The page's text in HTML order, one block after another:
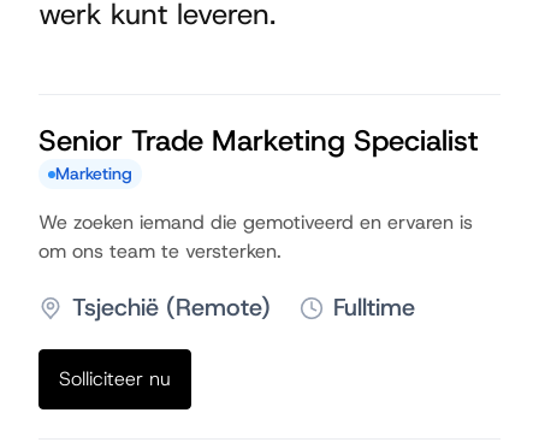
werk kunt leveren.
Senior Trade Marketing Specialist
Marketing
We zoeken iemand die gemotiveerd en ervaren is
om ons team te versterken.
Tsjechië (Remote) Fulltime
Solliciteer nu